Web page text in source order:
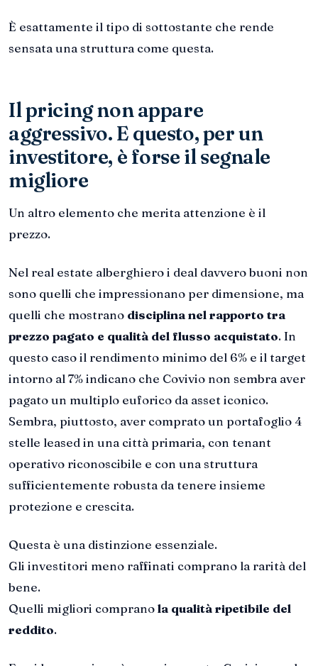
È esattamente il tipo di sottostante che rende
sensata una struttura come questa.
Il pricing non appare
aggressivo. E questo, per un
investitore, è forse il segnale
migliore
Un altro elemento che merita attenzione è il
prezzo.
Nel real estate alberghiero i deal davvero buoni non
sono quelli che impressionano per dimensione, ma
quelli che mostrano disciplina nel rapporto tra
prezzo pagato e qualità del flusso acquistato. In
questo caso il rendimento minimo del 6% e il target
intorno al 7% indicano che Covivio non sembra aver
pagato un multiplo euforico da asset iconico.
Sembra, piuttosto, aver comprato un portafoglio 4
stelle leased in una città primaria, con tenant
operativo riconoscibile e con una struttura
sufficientemente robusta da tenere insieme
protezione e crescita.
Questa è una distinzione essenziale.
Gli investitori meno raffinati comprano la rarità del
bene.
Quelli migliori compranola qualità ripetibile del
reddito.